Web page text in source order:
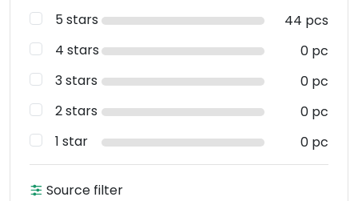
5 stars
44 pcs
4 stars
0 pc
3 stars
0 pc
2 stars
0 pc
1 star
0 pc
Source filter